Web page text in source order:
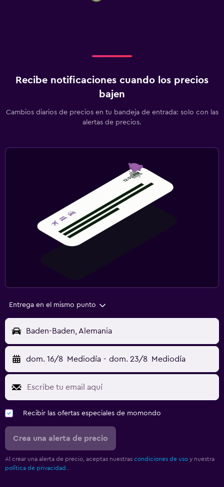
Recibe notificaciones cuando los precios
bajen
Cambios diarios de precios en tu bandeja de entrada: solo con las
alertas de precios.
Entrega en el mismo punto
Baden-Baden, Alemania
dom. 16/8 Mediodía - dom. 23/8 Mediodía
Recibir las ofertas especiales de momondo
Crea una alerta de precio
Al crear una alerta de precio, aceptas nuestras condiciones de uso y nuestra
política de privacidad..